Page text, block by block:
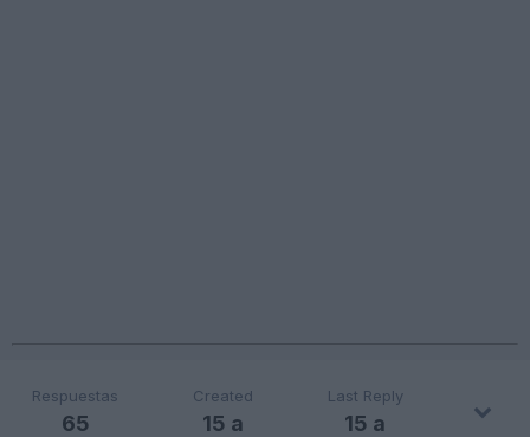
Respuestas
65
Created
15 a
Last Reply
15 a